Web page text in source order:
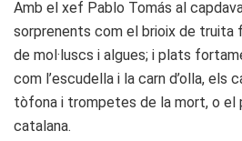
Amb el xef Pablo Tomás al
sorprenents com el brioix de truita
de mol·luscs i algues; i plats
com l’escudella i la carn d’olla, els
tòfona i trompetes de la mort, o el
catalana.